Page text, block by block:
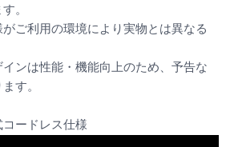
。
ご利用の環境により実物とは異なる
ンは性能・機能向上のため、予告な
す。
ードレス仕様